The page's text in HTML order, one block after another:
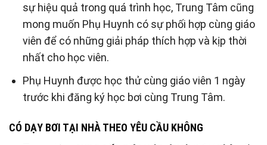
sự hiệu quả trong quá trình học, Trung Tâm cũng
mong muốn Phụ Huynh có sự phối hợp cùng giáo
viên để có những giải pháp thích hợp và kịp thời
nhất cho học viên.
Phụ Huynh được học thử cùng giáo viên 1 ngày
trước khi đăng ký học bơi cùng Trung Tâm.
CÓ DẠY BƠI TẠI NHÀ THEO YÊU CẦU KHÔNG